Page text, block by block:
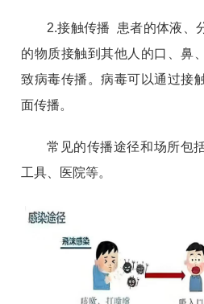
2.接触传播 患者的体液、
的物质接触到其他人的口、鼻
致病毒传播。病毒可以通过接
面传播。
常见的传播途径和场所包
工具、医院等。